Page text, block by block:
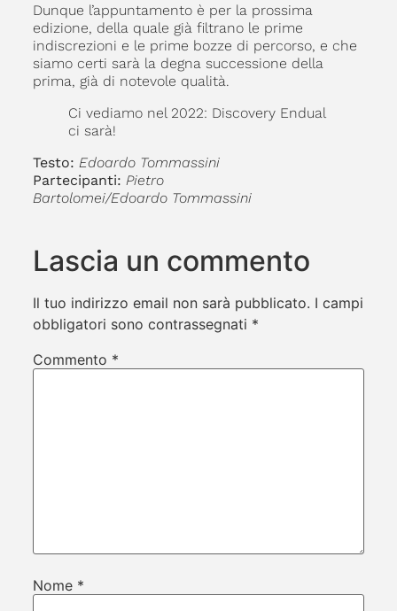
Dunque l’appuntamento è per la prossima
edizione, della quale già filtrano le prime
indiscrezioni e le prime bozze di percorso, e che
siamo certi sarà la degna successione della
prima, già di notevole qualità.
Ci vediamo nel 2022: Discovery Endual
ci sarà!
Testo: Edoardo Tommassini
Partecipanti: Pietro
Bartolomei/Edoardo Tommassini
Lascia un commento
Il tuo indirizzo email non sarà pubblicato. I campi
obbligatori sono contrassegnati *
Commento *
Nome *